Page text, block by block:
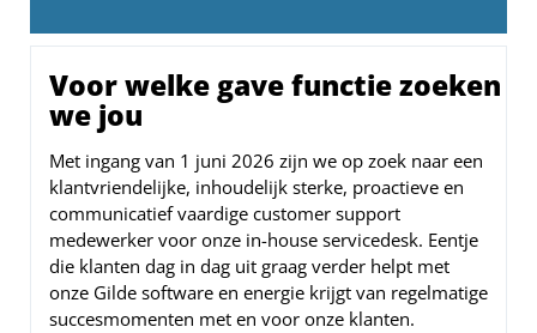
Voor welke gave functie zoeken
we jou
Met ingang van 1 juni 2026 zijn we op zoek naar een
klantvriendelijke, inhoudelijk sterke, proactieve en
communicatief vaardige customer support
medewerker voor onze in-house servicedesk. Eentje
die klanten dag in dag uit graag verder helpt met
onze Gilde software en energie krijgt van regelmatige
succesmomenten met en voor onze klanten.